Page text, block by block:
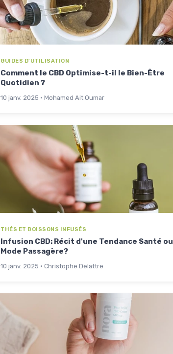
GUIDES D'UTILISATION
Comment le CBD Optimise-t-il le Bien-Être
Quotidien ?
10 janv. 2025 · Mohamed Ait Oumar
THÉS ET BOISSONS INFUSÉS
Infusion CBD: Récit d'une Tendance Santé ou
Mode Passagère?
10 janv. 2025 · Christophe Delattre